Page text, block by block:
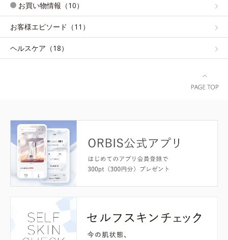
お買い物情報（10）
お客様エピソード（11）
ヘルスケア（18）